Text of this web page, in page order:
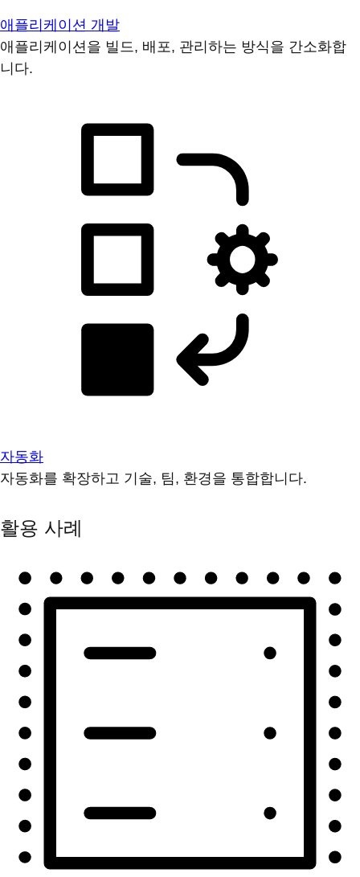
애플리케이션 개발
애플리케이션을 빌드, 배포, 관리하는 방식을 간소화합
니다.
자동화
자동화를 확장하고 기술, 팀, 환경을 통합합니다.
활용 사례